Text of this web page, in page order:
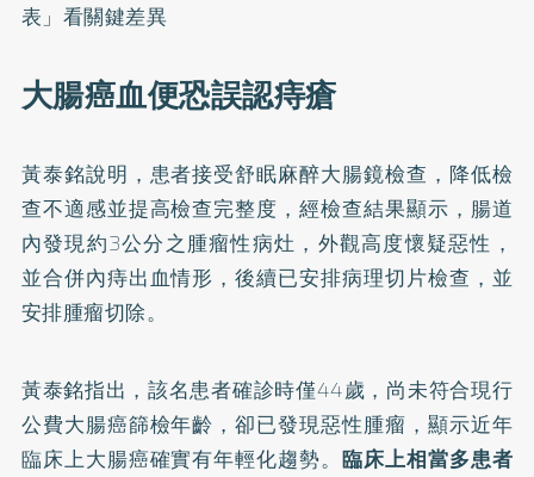
表」看關鍵差異
大腸癌血便恐誤認痔瘡
黃泰銘說明，患者接受舒眠麻醉大腸鏡檢查，降低檢
查不適感並提高檢查完整度，經檢查結果顯示，腸道
內發現約3公分之腫瘤性病灶，外觀高度懷疑惡性，
並合併內痔出血情形，後續已安排病理切片檢查，並
安排腫瘤切除。
黃泰銘指出，該名患者確診時僅44歲，尚未符合現行
公費大腸癌篩檢年齡，卻已發現惡性腫瘤，顯示近年
臨床上大腸癌確實有年輕化趨勢。臨床上相當多患者